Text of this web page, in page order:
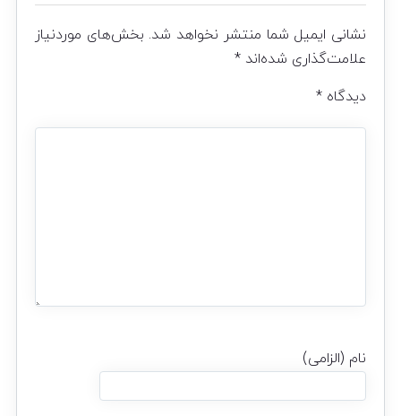
نشانی ایمیل شما منتشر نخواهد شد. بخش‌های موردنیاز
علامت‌گذاری شده‌اند *
دیدگاه *
نام (الزامی)